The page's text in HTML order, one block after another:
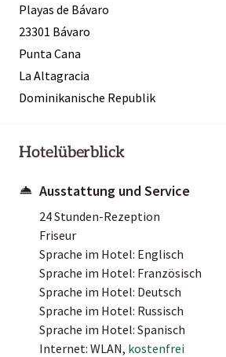
Playas de Bávaro
23301 Bávaro
Punta Cana
La Altagracia
Dominikanische Republik
Hotelüberblick
Ausstattung und Service
24 Stunden-Rezeption
Friseur
Sprache im Hotel: Englisch
Sprache im Hotel: Französisch
Sprache im Hotel: Deutsch
Sprache im Hotel: Russisch
Sprache im Hotel: Spanisch
Internet: WLAN, kostenfrei